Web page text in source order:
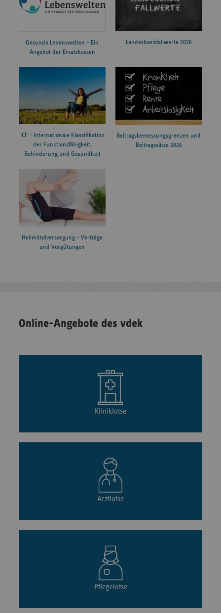
Gesunde Lebenswelten – Ein
Angebot der Ersatzkassen
Landesbasisfallwerte 2026
ICF – Internationale Klassifikation
der Funktionsfähigkeit,
Behinderung und Gesundheit
Beitragsbemessungsgrenzen und
Beitragssätze 2026
Heilmittelversorgung – Verträge
und Vergütungen
Online-Angebote des vdek
Kliniklotse
Arztlotse
Pflegelotse